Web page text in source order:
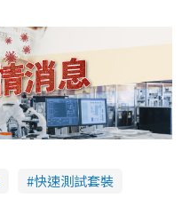
快速測試套裝